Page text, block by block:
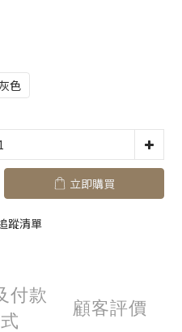
色
立即購買
蹤清單
付款
顧客評價